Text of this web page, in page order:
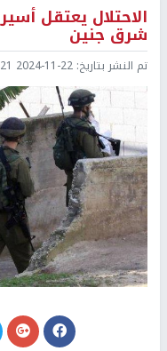
الاحتلال يعتقل
شرق جنين
تم النشر بتاريخ: 2024-11-22 11:21